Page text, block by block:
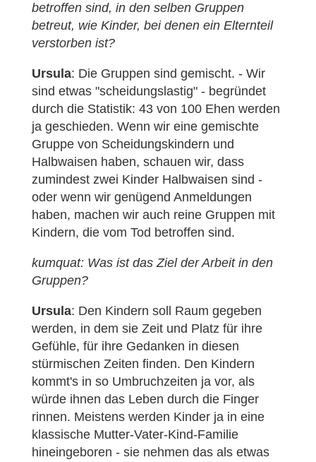
betroffen sind, in den selben Gruppen
betreut, wie Kinder, bei denen ein Elternteil
verstorben ist?
Ursula: Die Gruppen sind gemischt. - Wir
sind etwas "scheidungslastig" - begründet
durch die Statistik: 43 von 100 Ehen werden
ja geschieden. Wenn wir eine gemischte
Gruppe von Scheidungskindern und
Halbwaisen haben, schauen wir, dass
zumindest zwei Kinder Halbwaisen sind -
oder wenn wir genügend Anmeldungen
haben, machen wir auch reine Gruppen mit
Kindern, die vom Tod betroffen sind.
kumquat: Was ist das Ziel der Arbeit in den
Gruppen?
Ursula: Den Kindern soll Raum gegeben
werden, in dem sie Zeit und Platz für ihre
Gefühle, für ihre Gedanken in diesen
stürmischen Zeiten finden. Den Kindern
kommt's in so Umbruchzeiten ja vor, als
würde ihnen das Leben durch die Finger
rinnen. Meistens werden Kinder ja in eine
klassische Mutter-Vater-Kind-Familie
hineingeboren - sie nehmen das als etwas